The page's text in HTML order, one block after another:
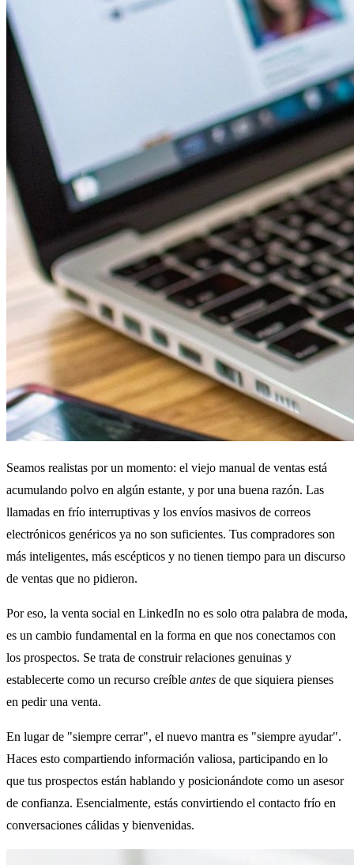
Seamos realistas por un momento: el viejo manual de ventas está
acumulando polvo en algún estante, y por una buena razón. Las
llamadas en frío interruptivas y los envíos masivos de correos
electrónicos genéricos ya no son suficientes. Tus compradores son
más inteligentes, más escépticos y no tienen tiempo para un discurso
de ventas que no pidieron.
Por eso, la venta social en LinkedIn no es solo otra palabra de moda,
es un cambio fundamental en la forma en que nos conectamos con
los prospectos. Se trata de construir relaciones genuinas y
establecerte como un recurso creíble antes de que siquiera pienses
en pedir una venta.
En lugar de "siempre cerrar", el nuevo mantra es "siempre ayudar".
Haces esto compartiendo información valiosa, participando en lo
que tus prospectos están hablando y posicionándote como un asesor
de confianza. Esencialmente, estás convirtiendo el contacto frío en
conversaciones cálidas y bienvenidas.